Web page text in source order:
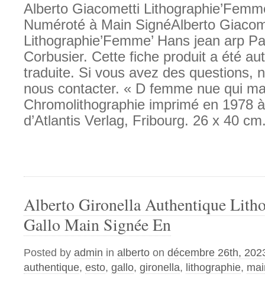
Alberto Giacometti
Numéroté à Main SignéAlberto
Lithographie’Femme’ Hans jean arp
Corbusier. Cette fiche produit a été
traduite. Si vous avez des questions,
nous contacter. « D femme nue qui
Chromolithographie imprimé en 1978
d’Atlantis Verlag, Fribourg. 26 x 40
Alberto Gironella Authentique
Gallo Main Signée En
Posted by admin in alberto on décembre 26th,
authentique, esto, gallo, gironella, lithographie,